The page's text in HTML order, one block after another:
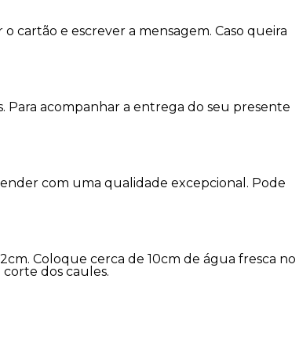
cartão e escrever a mensagem. Caso queira
Para acompanhar a entrega do seu presente
com uma qualidade excepcional. Pode
Coloque cerca de 10cm de água fresca no
dos caules.